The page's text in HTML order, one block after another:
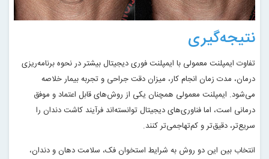
نتیجه‌گیری
تفاوت ایمپلنت معمولی با ایمپلنت فوری دیجیتال بیشتر در نحوه برنامه‌ریزی
درمان، مدت زمان انجام کار، میزان دقت جراحی و تجربه بیمار خلاصه
می‌شود. ایمپلنت معمولی همچنان یکی از روش‌های قابل اعتماد و موفق
درمانی است، اما فناوری‌های دیجیتال توانسته‌اند فرآیند کاشت دندان را
سریع‌تر، دقیق‌تر و کم‌تهاجمی‌تر کنند.
انتخاب بین این دو روش به شرایط استخوان فک، سلامت دهان و دندان،